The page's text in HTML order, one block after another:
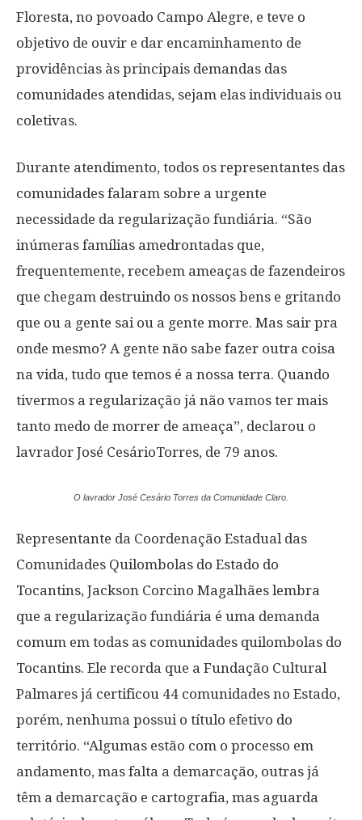
Floresta, no povoado Campo Alegre, e teve o
objetivo de ouvir e dar encaminhamento de
providências às principais demandas das
comunidades atendidas, sejam elas individuais ou
coletivas.
Durante atendimento, todos os representantes das
comunidades falaram sobre a urgente
necessidade da regularização fundiária. “São
inúmeras famílias amedrontadas que,
frequentemente, recebem ameaças de fazendeiros
que chegam destruindo os nossos bens e gritando
que ou a gente sai ou a gente morre. Mas sair pra
onde mesmo? A gente não sabe fazer outra coisa
na vida, tudo que temos é a nossa terra. Quando
tivermos a regularização já não vamos ter mais
tanto medo de morrer de ameaça”, declarou o
lavrador José CesárioTorres, de 79 anos.
O lavrador José Cesário Torres da Comunidade Claro.
Representante da Coordenação Estadual das
Comunidades Quilombolas do Estado do
Tocantins, Jackson Corcino Magalhães lembra
que a regularização fundiária é uma demanda
comum em todas as comunidades quilombolas do
Tocantins. Ele recorda que a Fundação Cultural
Palmares já certificou 44 comunidades no Estado,
porém, nenhuma possui o título efetivo do
território. “Algumas estão com o processo em
andamento, mas falta a demarcação, outras já
têm a demarcação e cartografia, mas aguarda